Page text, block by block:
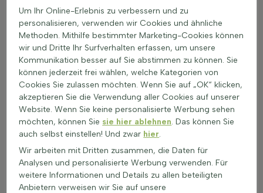
Border:Blühende Sträucher eignen sich hervorragend
als farbenfrohe Grenze in Beeten. Sie schaffen Struktur
und Farbe.
Gruppenpflanzung:In Gruppen gepflanzt, können
blütenreiche Gartensträucher einen lebendigen und
harmonischen Effekt erzeugen.
Solitär:Ein einzelner, farbiger Zierstrauch kann als
Blickfang im Garten dienen und eine elegante Note
hinzufügen.
Hecke: Blütenhecken bieten nicht nur Sichtschutz,
sondern auch saisonale Blütenpracht.
Topf oder Pflanzgefäß:Für kleinere Gärten oder
Terrassen sind blühende Sträucher in Töpfen eine
ausgezeichnete Wahl.
Insektenfreundliche Gärten:Blühende Sträucher sind
Um Ihr Online-Erlebnis zu verbessern und zu
personalisieren, verwenden wir Cookies und ähnliche
Methoden. Mithilfe bestimmter Marketing-Cookies können
wir und Dritte Ihr Surfverhalten erfassen, um unsere
Kommunikation besser auf Sie abstimmen zu können. Sie
können jederzeit frei wählen, welche Kategorien von
Cookies Sie zulassen möchten. Wenn Sie auf „OK“ klicken,
akzeptieren Sie die Verwendung aller Cookies auf unserer
Website. Wenn Sie keine personalisierte Werbung sehen
möchten, können Sie sie hier ablehnen. Das können Sie
auch selbst einstellen! Und zwar hier.
Wir arbeiten mit Dritten zusammen, die Daten für
Analysen und personalisierte Werbung verwenden. Für
weitere Informationen und Details zu allen beteiligten
Anbietern verweisen wir Sie auf unsere